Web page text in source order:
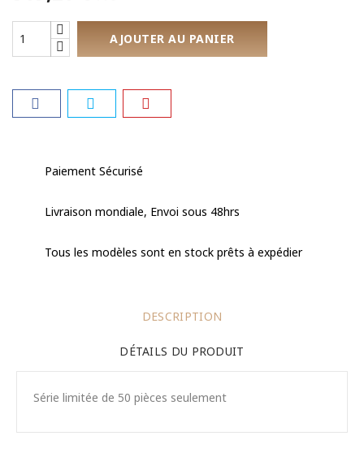
AJOUTER AU PANIER
Paiement Sécurisé
Livraison mondiale, Envoi sous 48hrs
Tous les modèles sont en stock prêts à expédier
DESCRIPTION
DÉTAILS DU PRODUIT
Série limitée de 50 pièces seulement